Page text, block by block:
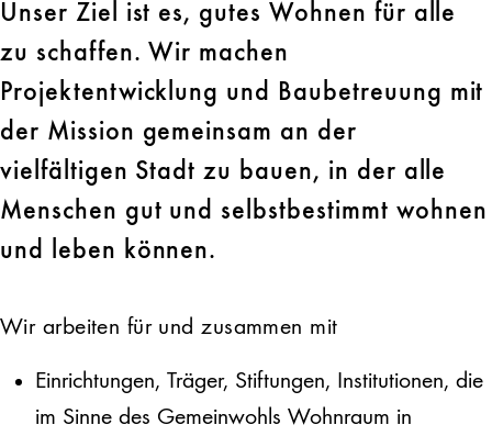
Unser Ziel ist es, gutes Wohnen für alle
zu schaffen. Wir machen
Projektentwicklung und Baubetreuung mit
der Mission gemeinsam an der
vielfältigen Stadt zu bauen, in der alle
Menschen gut und selbstbestimmt wohnen
und leben können.
Wir arbeiten für und zusammen mit
Einrichtungen, Träger, Stiftungen, Institutionen, die
im Sinne des Gemeinwohls Wohnraum in